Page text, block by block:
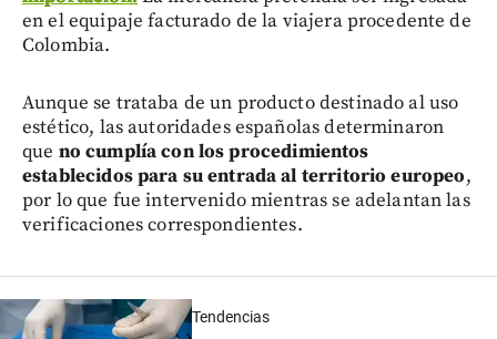
en el equipaje facturado de la viajera procedente de
Colombia.
Aunque se trataba de un producto destinado al uso
estético, las autoridades españolas determinaron
que no cumplía con los procedimientos
establecidos para su entrada al territorio europeo,
por lo que fue intervenido mientras se adelantan las
verificaciones correspondientes.
Tendencias